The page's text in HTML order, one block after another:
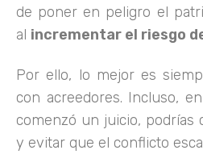
de poner en peligro el
al incrementar el riesgo
Por ello, lo mejor es
con acreedores. Incluso,
comenzó un juicio, podrías
y evitar que el conflicto